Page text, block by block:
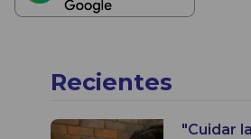
Recientes
"Cuidar